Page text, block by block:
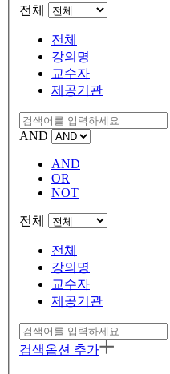
전체
전체
강의명
교수자
제공기관
AND
AND
OR
NOT
전체
전체
강의명
교수자
제공기관
검색옵션 추가